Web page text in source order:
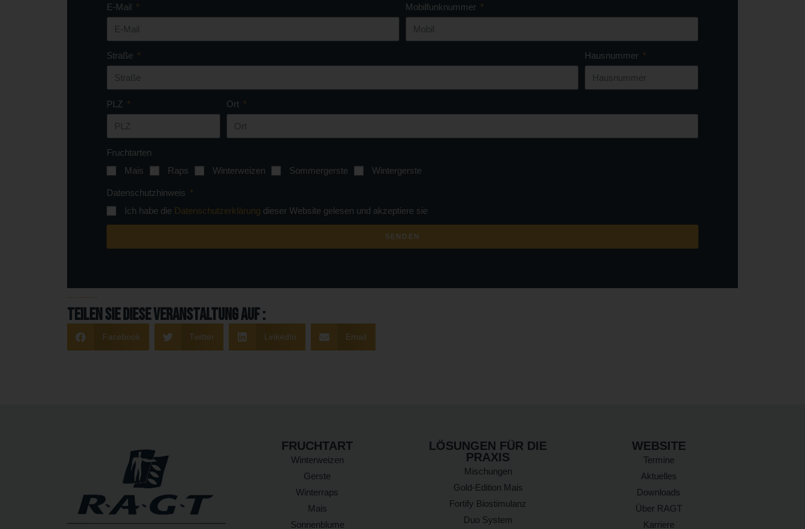
E-Mail Mobilfunknummer
Straße Hausnummer
PLZ Ort
Fruchtarten
Mais
Raps Winterweizen Sommergerste Wintergerste
Datenschutzhinweis
Ich habe die Datenschutzerklärung dieser Website gelesen und akzeptiere sie
SENDEN
Teilen Sie diese Veranstaltung auf :
Facebook Twitter LinkedIn Email
FRUCHTART
Winterweizen
Gerste
Winterraps
Mais
Sonnenblume
LÖSUNGEN FÜR DIE
PRAXIS
Mischungen
Gold-Edition Mais
Fortify Biostimulanz
Duo System
WEBSITE
Termine
Aktuelles
Downloads
Über RAGT
Karriere